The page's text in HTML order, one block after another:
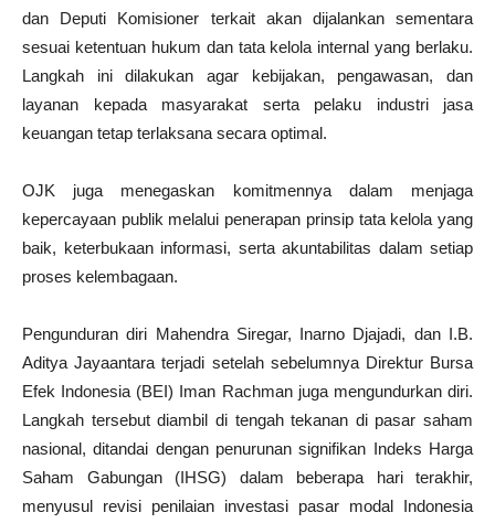
dan Deputi Komisioner terkait akan dijalankan sementara
sesuai ketentuan hukum dan tata kelola internal yang berlaku.
Langkah ini dilakukan agar kebijakan, pengawasan, dan
layanan kepada masyarakat serta pelaku industri jasa
keuangan tetap terlaksana secara optimal.
OJK juga menegaskan komitmennya dalam menjaga
kepercayaan publik melalui penerapan prinsip tata kelola yang
baik, keterbukaan informasi, serta akuntabilitas dalam setiap
proses kelembagaan.
Pengunduran diri Mahendra Siregar, Inarno Djajadi, dan I.B.
Aditya Jayaantara terjadi setelah sebelumnya Direktur Bursa
Efek Indonesia (BEI) Iman Rachman juga mengundurkan diri.
Langkah tersebut diambil di tengah tekanan di pasar saham
nasional, ditandai dengan penurunan signifikan Indeks Harga
Saham Gabungan (IHSG) dalam beberapa hari terakhir,
menyusul revisi penilaian investasi pasar modal Indonesia